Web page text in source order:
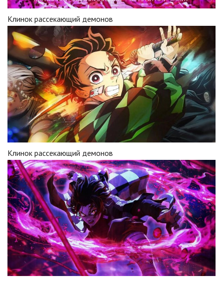
Клинок рассекающий демонов
Клинок рассекающий демонов